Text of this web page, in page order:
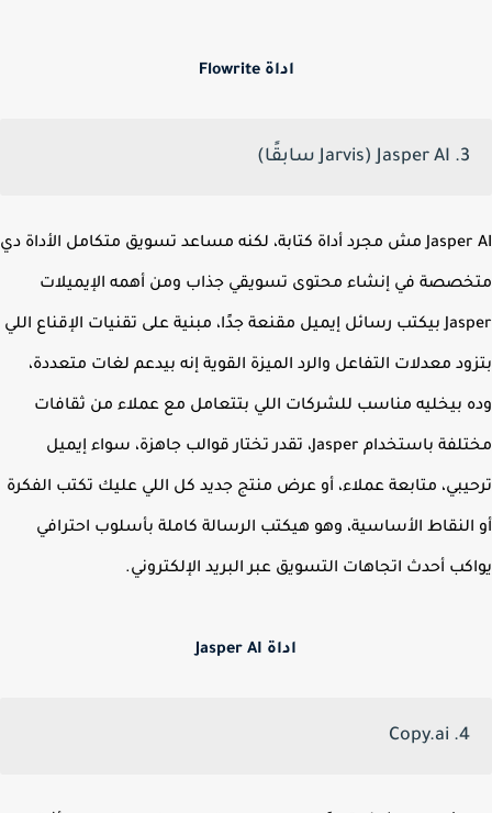
اداة Flowrite
Jasper AI مش مجرد أداة كتابة، لكنه مساعد تسويق متكامل الأداة دي
في إنشاء محتوى تسويقي جذاب ومن أهمه الإيميلات
Jasper بيكتب رسائل إيميل مقنعة جدًا، مبنية على تقنيات الإقناع اللي
معدلات التفاعل والرد الميزة القوية إنه بيدعم لغات متعددة،
بيخليه مناسب للشركات اللي بتتعامل مع عملاء من ثقافات
مختلفة باستخدام Jasper، تقدر تختار قوالب جاهزة، سواء إيميل
متابعة عملاء، أو عرض منتج جديد كل اللي عليك تكتب الفكرة
الأساسية، وهو هيكتب الرسالة كاملة بأسلوب احترافي
أحدث اتجاهات التسويق عبر البريد الإلكتروني.
اداة Jasper AI